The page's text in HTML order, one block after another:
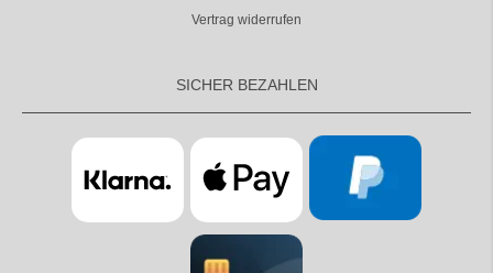
Vertrag widerrufen
SICHER BEZAHLEN